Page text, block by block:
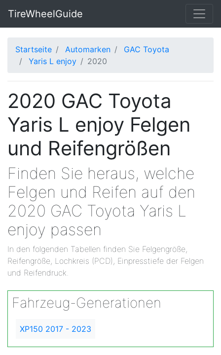
TireWheelGuide
Startseite Automarken
GAC Toyota
Yaris L enjoy
2020
2020 GAC Toyota
Yaris L enjoy Felgen
und Reifengrößen
Finden Sie heraus, welche
Felgen und Reifen auf den
2020 GAC Toyota Yaris L
enjoy passen
In den folgenden Tabellen finden Sie Felgengröße,
Reifengröße, Lochkreis (PCD), Einpresstiefe der Felgen
und Reifendruck.
Fahrzeug-Generationen
XP150 2017 - 2023